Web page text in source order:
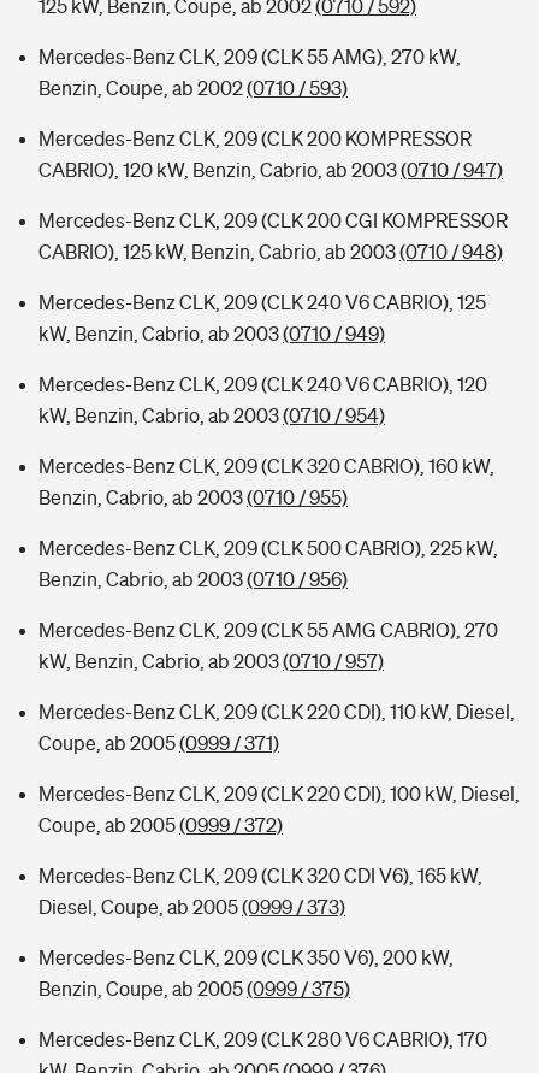
125 kW, Benzin, Coupe, ab 2002(0710 / 592)
Mercedes-Benz CLK, 209 (CLK 55 AMG), 270 kW,
Benzin, Coupe, ab 2002(0710 / 593)
Mercedes-Benz CLK, 209 (CLK 200 KOMPRESSOR
CABRIO), 120 kW, Benzin, Cabrio, ab 2003(0710 / 947)
Mercedes-Benz CLK, 209 (CLK 200 CGI KOMPRESSOR
CABRIO), 125 kW, Benzin, Cabrio, ab 2003(0710 / 948)
Mercedes-Benz CLK, 209 (CLK 240 V6 CABRIO), 125
kW, Benzin, Cabrio, ab 2003(0710 / 949)
Mercedes-Benz CLK, 209 (CLK 240 V6 CABRIO), 120
kW, Benzin, Cabrio, ab 2003(0710 / 954)
Mercedes-Benz CLK, 209 (CLK 320 CABRIO), 160 kW,
Benzin, Cabrio, ab 2003(0710 / 955)
Mercedes-Benz CLK, 209 (CLK 500 CABRIO), 225 kW,
Benzin, Cabrio, ab 2003(0710 / 956)
Mercedes-Benz CLK, 209 (CLK 55 AMG CABRIO), 270
kW, Benzin, Cabrio, ab 2003(0710 / 957)
Mercedes-Benz CLK, 209 (CLK 220 CDI), 110 kW, Diesel,
Coupe, ab 2005(0999 / 371)
Mercedes-Benz CLK, 209 (CLK 220 CDI), 100 kW, Diesel,
Coupe, ab 2005(0999 / 372)
Mercedes-Benz CLK, 209 (CLK 320 CDI V6), 165 kW,
Diesel, Coupe, ab 2005(0999 / 373)
Mercedes-Benz CLK, 209 (CLK 350 V6), 200 kW,
Benzin, Coupe, ab 2005(0999 / 375)
Mercedes-Benz CLK, 209 (CLK 280 V6 CABRIO), 170